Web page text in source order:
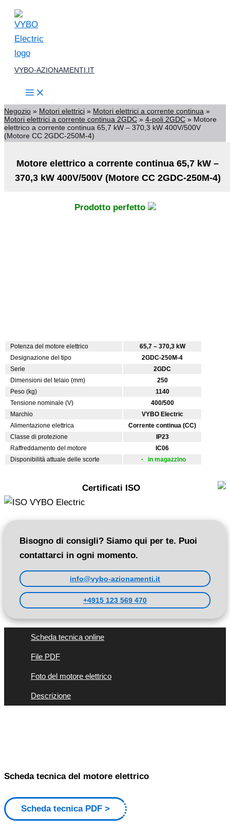
Vai
contenuto
VYBO-AZIONAMENTI.IT
Negozio » Motori elettrici » Motori elettrici a corrente continua »
Motori elettrici a corrente continua 2GDC » 4-poli 2GDC » Motore
elettrico a corrente continua 65,7 kW – 370,3 kW 400V/500V
(Motore CC 2GDC-250M-4)
Motore elettrico a corrente continua 65,7 kW –
370,3 kW 400V/500V (Motore CC 2GDC-250M-4)
Prodotto perfetto
Potenza del motore elettrico
65,7 – 370,3 kW
Designazione del tipo
2GDC-250M-4
Serie
2GDC
Dimensioni del telaio (mm)
250
Peso (kg)
1140
Tensione nominale (V)
400/500
Marchio
VYBO Electric
Alimentazione elettrica
Corrente continua (CC)
Classe di protezione
IP23
Raffreddamento del motore
IC06
Disponibilità attuale delle scorte
in magazzino
Certificati ISO
Bisogno di consigli? Siamo qui per te. Puoi
contattarci in ogni momento.
info@vybo-azionamenti.it
+4915 123 569 470
Scheda tecnica online
File PDF
Foto del motore elettrico
Descrizione
Scheda tecnica del motore elettrico
Scheda tecnica PDF